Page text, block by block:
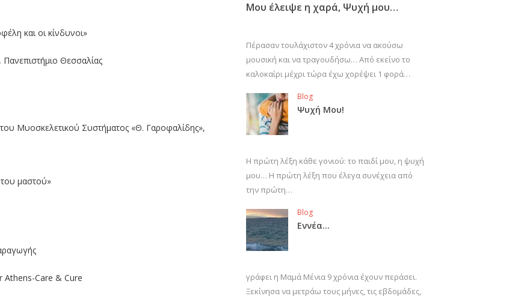
και οι κίνδυνοι»
Πανεπιστήμιο Θεσσαλίας
Μυοσκελετικού Συστήματος «Θ. Γαροφαλίδης»,
του μαστού»
Athens-Care & Cure
Μου έλειψε η χαρά, Ψυχή μου…
Πέρασαν τουλάχιστον 4 χρόνια να ακούσω
μουσική και να τραγουδήσω… Από εκείνο το
καλοκαίρι μέχρι τώρα έχω χορέψει 1 φορά…
Blog
Ψυχή Μου!
Η πρώτη λέξη κάθε γονιού: το παιδί μου, η ψυχή
μου… Η πρώτη λέξη που έλεγα συνέχεια από
την πρώτη…
Blog
Εννέα…
γράφει η Μαμά Μένια 9 χρόνια έχουν περάσει.
Ξεκίνησα να μετράω τους μήνες, τις εβδομάδες,